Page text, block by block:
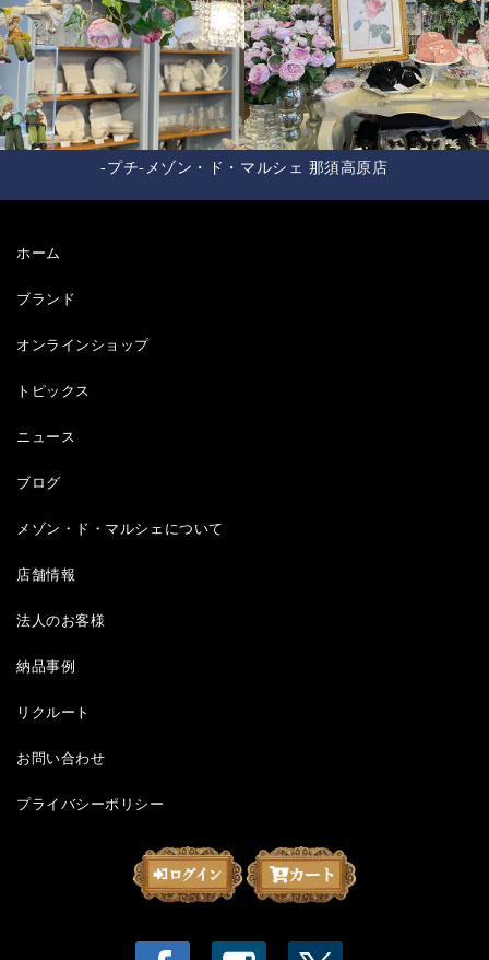
-プチ-メゾン・ド・マルシェ 那須高原店
ホーム
ブランド
オンラインショップ
トピックス
ニュース
ブログ
メゾン・ド・マルシェについて
店舗情報
法人のお客様
納品事例
リクルート
お問い合わせ
プライバシーポリシー